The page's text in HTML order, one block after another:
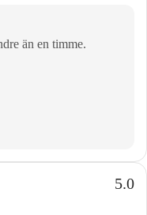
än en timme.
5.0